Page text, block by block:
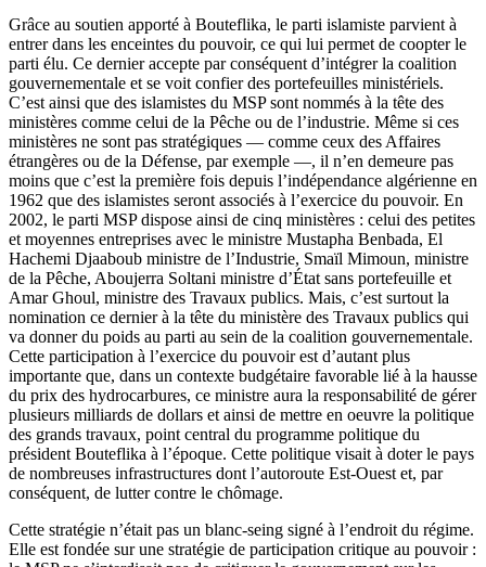
Grâce au soutien apporté à Bouteflika, le parti islamiste parvient à
entrer dans les enceintes du pouvoir, ce qui lui permet de coopter le
parti élu. Ce dernier accepte par conséquent d’intégrer la coalition
gouvernementale et se voit confier des portefeuilles ministériels.
C’est ainsi que des islamistes du MSP sont nommés à la tête des
ministères comme celui de la Pêche ou de l’industrie. Même si ces
ministères ne sont pas stratégiques — comme ceux des Affaires
étrangères ou de la Défense, par exemple —, il n’en demeure pas
moins que c’est la première fois depuis l’indépendance algérienne en
1962 que des islamistes seront associés à l’exercice du pouvoir. En
2002, le parti MSP dispose ainsi de cinq ministères : celui des petites
et moyennes entreprises avec le ministre Mustapha Benbada, El
Hachemi Djaaboub ministre de l’Industrie, Smaïl Mimoun, ministre
de la Pêche, Aboujerra Soltani ministre d’État sans portefeuille et
Amar Ghoul, ministre des Travaux publics. Mais, c’est surtout la
nomination ce dernier à la tête du ministère des Travaux publics qui
va donner du poids au parti au sein de la coalition gouvernementale.
Cette participation à l’exercice du pouvoir est d’autant plus
importante que, dans un contexte budgétaire favorable lié à la hausse
du prix des hydrocarbures, ce ministre aura la responsabilité de gérer
plusieurs milliards de dollars et ainsi de mettre en oeuvre la politique
des grands travaux, point central du programme politique du
président Bouteflika à l’époque. Cette politique visait à doter le pays
de nombreuses infrastructures dont l’autoroute Est-Ouest et, par
conséquent, de lutter contre le chômage.
Cette stratégie n’était pas un blanc-seing signé à l’endroit du régime.
Elle est fondée sur une stratégie de participation critique au pouvoir :